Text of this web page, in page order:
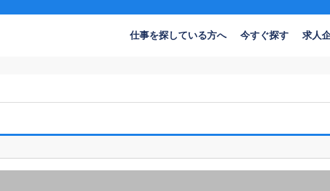
仕事を探している方へ 今すぐ探す 求人